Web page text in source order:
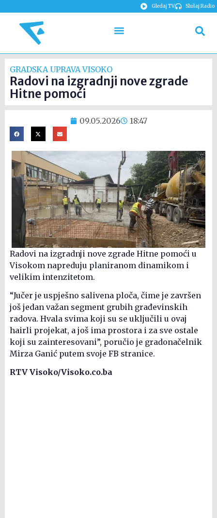
Gledaj TV Slušaj Radio
GRADSKA UPRAVA VISOKO
Radovi na izgradnji nove zgrade
Hitne pomoći
09.05.2026 18:47
Radovi na izgradnji nove zgrade Hitne pomoći u
Visokom napreduju planiranom dinamikom i
velikim intenzitetom.
“Jučer je uspješno salivena ploča, čime je završen
još jedan važan segment grubih građevinskih
radova. Hvala svima koji su se uključili u ovaj
hairli projekat, a još ima prostora i za sve ostale
koji su zainteresovani”, poručio je gradonačelnik
Mirza Ganić putem svoje FB stranice.
RTV Visoko/Visoko.co.ba